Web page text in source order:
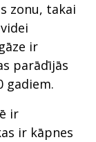
zonu, takai
ir
parādījās
gadiem.
ir
ir kāpnes